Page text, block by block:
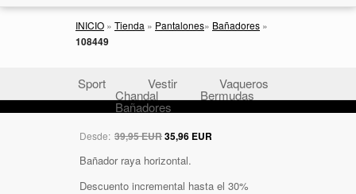
INICIO » Tienda » Pantalones» Bañadores »
108449
Sport Vestir Vaqueros
Chandal Bermudas
Bañadores
Desde: 39,95 EUR35,96 EUR
Bañador raya horizontal.
Descuento incremental hasta el 30%